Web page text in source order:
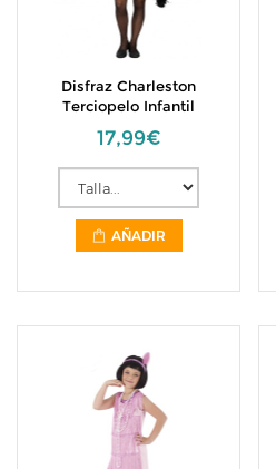
Disfraz Charleston
Terciopelo Infantil
17,99€
AÑADIR